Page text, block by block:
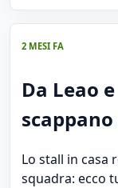
2 MESI FA
Da Leao
Lo stall in casa
squadra: ecco